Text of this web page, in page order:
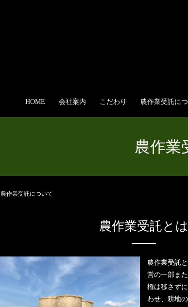
HOME 会社案内 こだわり 農作業受託に
農作業
農作業受託について
農作業受託とは
農作業受託
営の一部ま
権は移さず
わせ、耕地